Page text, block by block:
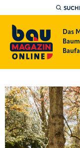
Das